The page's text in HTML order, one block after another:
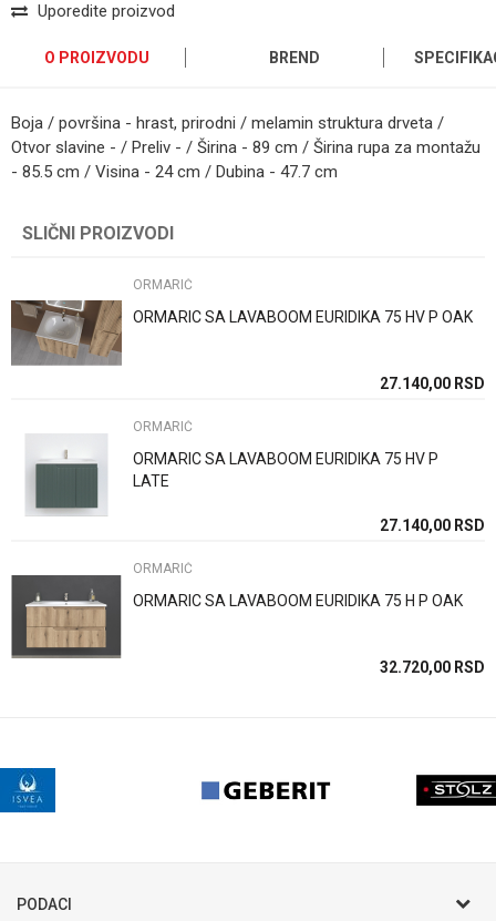
Uporedite proizvod
O PROIZVODU BREND
Boja / površina - hrast, prirodni / melamin struktura drveta /
Otvor slavine - / Preliv - / Širina - 89 cm / Širina rupa za montažu
- 85.5 cm / Visina - 24 cm / Dubina - 47.7 cm
Poruka
Brend
Način ugradnje/Tip
Boja
Zemlja proizvodnje
SLIČNI PROIZVODI
ORMARIĆ
ORMARIC SA LAVABOOM EURIDIKA 75 HV P OAK
27.140,00 RSD
ORMARIĆ
ORMARIC SA LAVABOOM EURIDIKA 75 HV P
LATE
27.140,00 RSD
ORMARIĆ
ORMARIC SA LAVABOOM EURIDIKA 75 H P OAK
32.720,00 RSD
PODACI